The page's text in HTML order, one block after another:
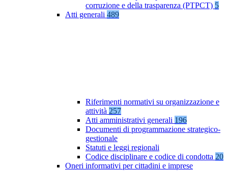
corruzione e della trasparenza (PTPCT) 5
Atti generali 489
Riferimenti normativi su organizzazione e
attività 257
Atti amministrativi generali 196
Documenti di programmazione strategico-
gestionale
Statuti e leggi regionali
Codice disciplinare e codice di condotta 20
Oneri informativi per cittadini e imprese